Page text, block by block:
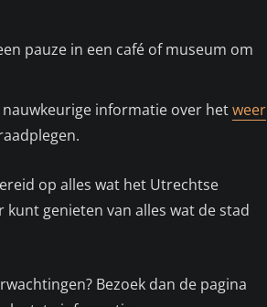
pauze in een café of museum om
informatie over hetweer
op alles wat het Utrechtse
genieten van alles wat de stad
Bezoek dan de pagina